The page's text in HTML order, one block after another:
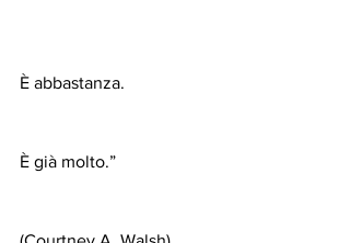
È abbastanza.
È già molto.”